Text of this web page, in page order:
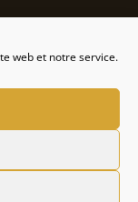
web et notre service.
LÉGALES